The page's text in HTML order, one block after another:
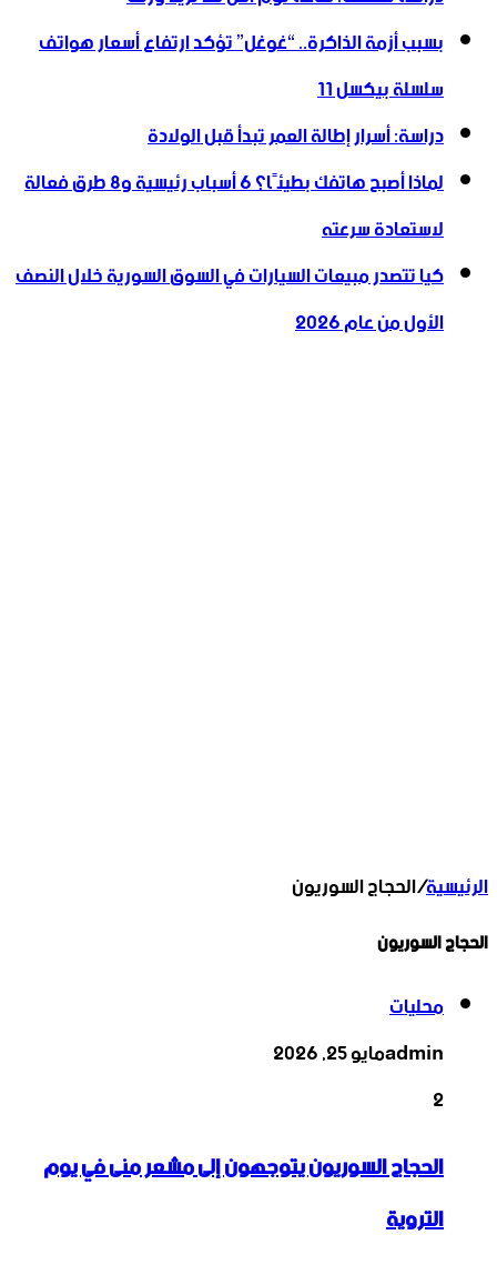
بسبب أزمة الذاكرة.. “غوغل” تؤكد ارتفاع أسعار هواتف
سلسلة بيكسل 11
دراسة: أسرار إطالة العمر تبدأ قبل الولادة
لماذا أصبح هاتفك بطيئًا؟ 6 أسباب رئيسية و8 طرق فعالة
لاستعادة سرعته
كيا تتصدر مبيعات السيارات في السوق السورية خلال النصف
الأول من عام 2026
الرئيسية/الحجاج السوريون
الحجاج السوريون
محليات
adminمايو 25, 2026
2
الحجاج السوريون يتوجهون إلى مشعر منى في يوم
التروية